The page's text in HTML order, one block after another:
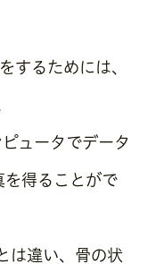
するためには、
ュータでデータ
を得ることがで
は違い、骨の状